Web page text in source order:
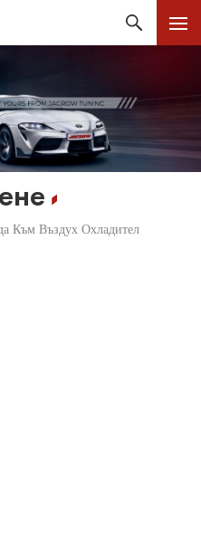
Към Въздух Охладител